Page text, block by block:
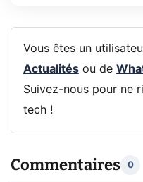
Vous êtes un
Actualitésou de
Suivez-nous pour ne
tech !
Commentaires 0